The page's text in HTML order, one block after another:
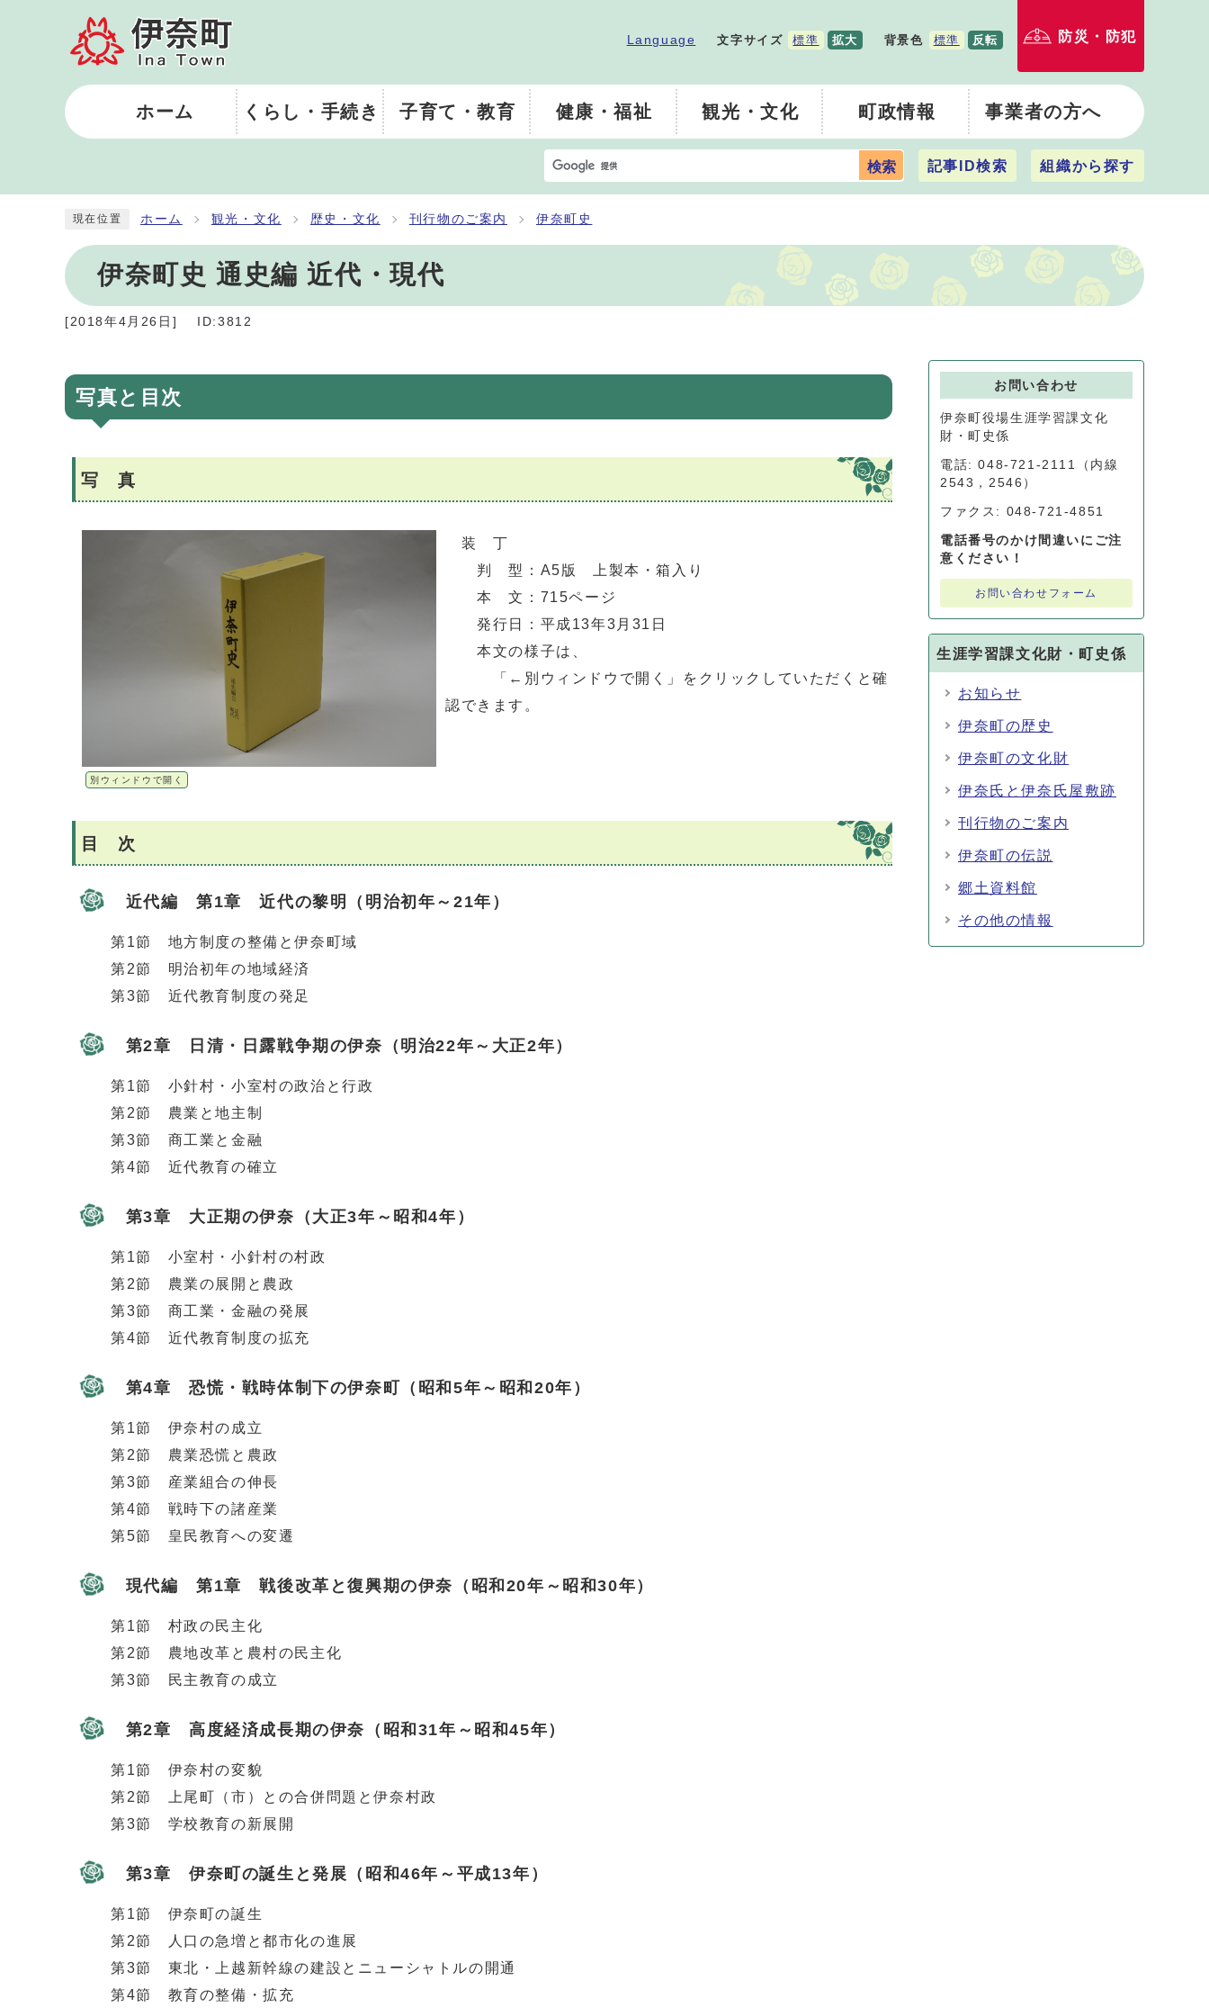
Language 文字サイズ 標準 拡大 背景色 標準 反転 防災・防犯
ホーム くらし・手続き 子育て・教育 健康・福祉 観光・文化 町政情報 事業者の方へ
検索 記事ID検索 組織から探す
現在位置 ホーム 観光・文化 歴史・文化 刊行物のご案内 伊奈町史
伊奈町史 通史編 近代・現代
[2018年4月26日 ] ID:3812
写真と目次
写 真
別ウィンドウで開く
装 丁
判 型：A5版 上製本・箱入り
本 文：715ページ
発行日：平成13年3月31日
本文の様子は、
「←別ウィンドウで開く」をクリックしていただくと確
認できます。
目 次
近代編 第1章 近代の黎明（明治初年～21年）
第1節 地方制度の整備と伊奈町域
第2節 明治初年の地域経済
第3節 近代教育制度の発足
第2章 日清・日露戦争期の伊奈（明治22年～大正2年）
第1節 小針村・小室村の政治と行政
第2節 農業と地主制
第3節 商工業と金融
第4節 近代教育の確立
第3章 大正期の伊奈（大正3年～昭和4年）
第1節 小室村・小針村の村政
第2節 農業の展開と農政
第3節 商工業・金融の発展
第4節 近代教育制度の拡充
第4章 恐慌・戦時体制下の伊奈町（昭和5年～昭和20年）
第1節 伊奈村の成立
第2節 農業恐慌と農政
第3節 産業組合の伸長
第4節 戦時下の諸産業
第5節 皇民教育への変遷
現代編 第1章 戦後改革と復興期の伊奈（昭和20年～昭和30年）
第1節 村政の民主化
第2節 農地改革と農村の民主化
第3節 民主教育の成立
第2章 高度経済成長期の伊奈（昭和31年～昭和45年）
第1節 伊奈村の変貌
第2節 上尾町（市）との合併問題と伊奈村政
第3節 学校教育の新展開
第3章 伊奈町の誕生と発展（昭和46年～平成13年）
第1節 伊奈町の誕生
第2節 人口の急増と都市化の進展
第3節 東北・上越新幹線の建設とニューシャトルの開通
第4節 教育の整備・拡充
お問い合わせ
伊奈町役場生涯学習課文化
財・町史係
電話: 048-721-2111（内線
2543，2546）
ファクス: 048-721-4851
電話番号のかけ間違いにご注
意ください！
お問い合わせフォーム
生涯学習課文化財・町史係
お知らせ
伊奈町の歴史
伊奈町の文化財
伊奈氏と伊奈氏屋敷跡
刊行物のご案内
伊奈町の伝説
郷土資料館
その他の情報